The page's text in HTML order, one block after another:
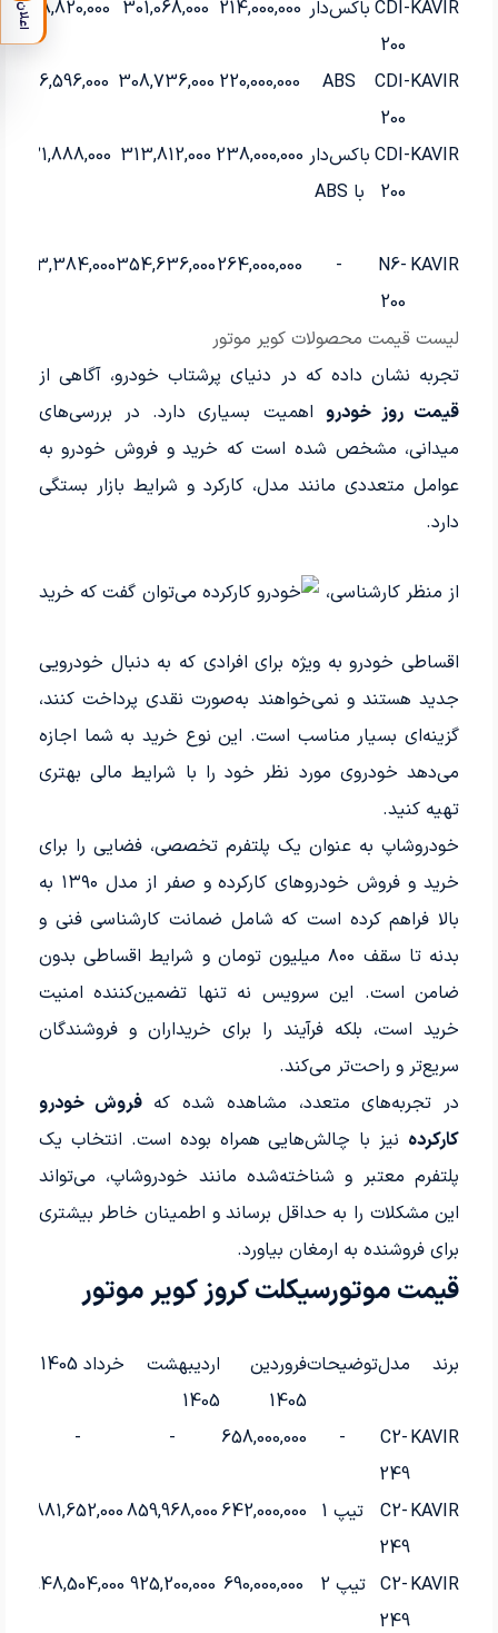
لیست قیمت محصولات کویر موتور
KAVIR
CDI-
200
باکس‌دار 214,000,000
301,068,000
308,820,000
KAVIR
CDI-
200
ABS
220,000,000
308,736,000
316,596,000
KAVIR
CDI-
200
باکس‌دار
با ABS
238,000,000
313,812,000
321,888,000
KAVIR
N6-
200
-
264,000,000
354,636,000
363,384,000
تجربه نشان داده که در دنیای پرشتاب خودرو، آگاهی از
قیمت روز خودرو اهمیت بسیاری دارد. در بررسی‌های
میدانی، مشخص شده است که خرید و فروش خودرو به
عوامل متعددی مانند مدل، کارکرد و شرایط بازار بستگی
دارد.
از منظر کارشناسی، می‌توان گفت که خرید
اقساطی خودرو به ویژه برای افرادی که به دنبال خودرویی
جدید هستند و نمی‌خواهند به‌صورت نقدی پرداخت کنند،
گزینه‌ای بسیار مناسب است. این نوع خرید به شما اجازه
می‌دهد خودروی مورد نظر خود را با شرایط مالی بهتری
تهیه کنید.
خودروشاپ به عنوان یک پلتفرم تخصصی، فضایی را برای
خرید و فروش خودروهای کارکرده و صفر از مدل ۱۳۹۰ به
بالا فراهم کرده است که شامل ضمانت کارشناسی فنی و
بدنه تا سقف ۸۰۰ میلیون تومان و شرایط اقساطی بدون
ضامن است. این سرویس نه تنها تضمین‌کننده امنیت
خرید است، بلکه فرآیند را برای خریداران و فروشندگان
سریع‌تر و راحت‌تر می‌کند.
در تجربه‌های متعدد، مشاهده شده کهفروش خودرو
کارکرده نیز با چالش‌هایی همراه بوده است. انتخاب یک
پلتفرم معتبر و شناخته‌شده مانند خودروشاپ، می‌تواند
این مشکلات را به حداقل برساند و اطمینان خاطر بیشتری
برای فروشنده به ارمغان بیاورد.
قیمت موتورسیکلت کروز کویر موتور
برند مدلتوضیحاتفروردین
1405
اردیبهشت
1405
خرداد 1405
KAVIR
C2-
249
-
658,000,000
-
-
KAVIR
C2-
249
تیپ 1 642,000,000
859,968,000
881,652,000
KAVIR
C2-
249
تیپ 2 690,000,000
925,200,000
948,504,000
اعلان